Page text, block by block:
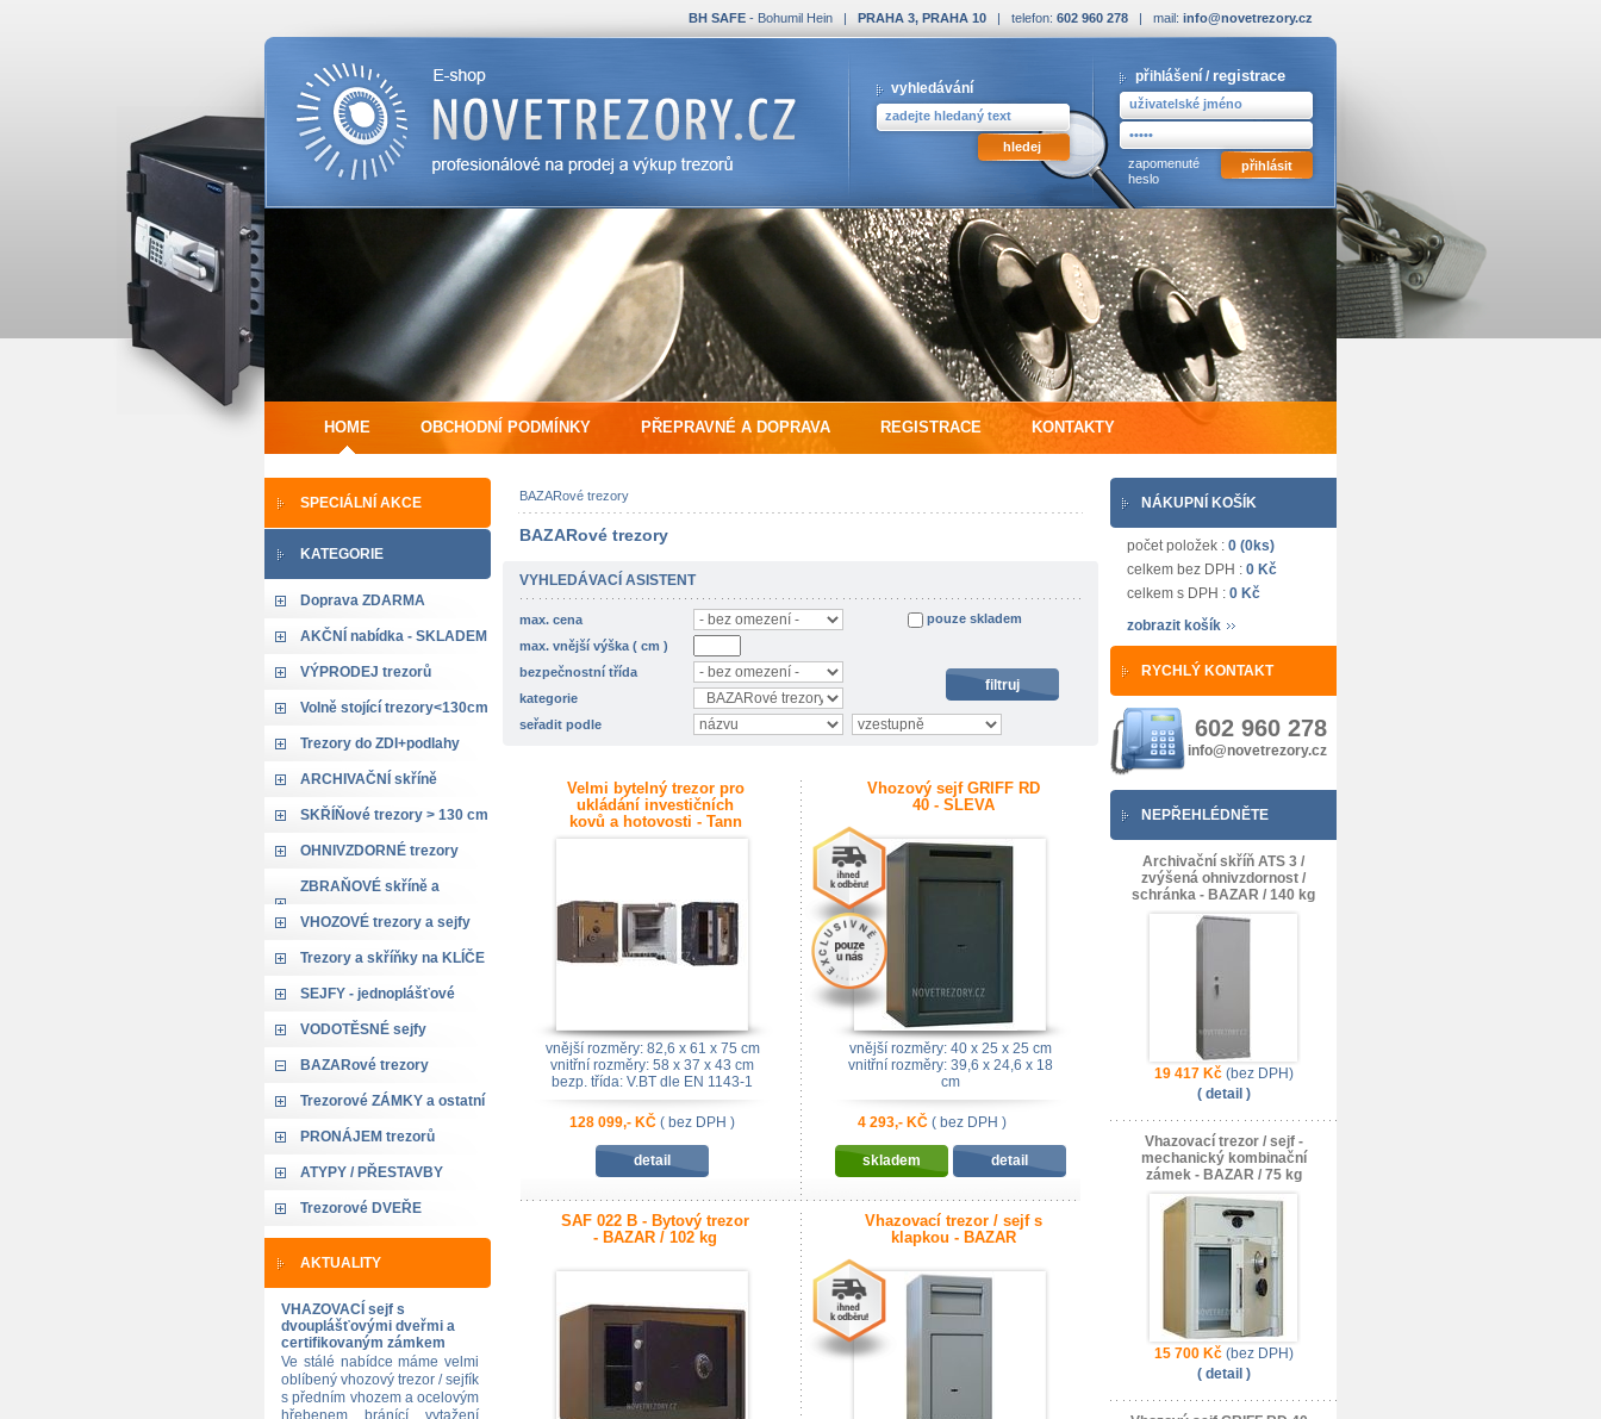
BH SAFE - Bohumil Hein | PRAHA 3, PRAHA 10 | telefon: 602 960 278 | mail: info@novetrezory.cz
vyhledávání
přihlášení / registrace
zapomenuté
heslo
HOME OBCHODNÍ PODMÍNKY PŘEPRAVNÉ A DOPRAVA REGISTRACE KONTAKTY
SPECIÁLNÍ AKCE
KATEGORIE
Doprava ZDARMA
AKČNÍ nabídka - SKLADEM
VÝPRODEJ trezorů
Volně stojící trezory<130cm
Trezory do ZDI+podlahy
ARCHIVAČNÍ skříně
SKŘÍŇové trezory > 130 cm
OHNIVZDORNÉ trezory
ZBRAŇOVÉ skříně a
trezory
VHOZOVÉ trezory a sejfy
Trezory a skříňky na KLÍČE
SEJFY - jednoplášťové
VODOTĚSNÉ sejfy
BAZARové trezory
Trezorové ZÁMKY a ostatní
PRONÁJEM trezorů
ATYPY / PŘESTAVBY
Trezorové DVEŘE
AKTUALITY
VHAZOVACÍ sejf s
dvouplášťovými dveřmi a
certifikovaným zámkem
Ve stálé nabídce máme velmi
oblíbený vhozový trezor / sejfík
s předním vhozem a ocelovým
hřebenem bránící vytažení
BAZARové trezory
BAZARové trezory
VYHLEDÁVACÍ ASISTENT
max. cena
pouze skladem
max. vnější výška ( cm )
bezpečnostní třída
kategorie
seřadit podle
Velmi bytelný trezor pro
ukládání investičních
kovů a hotovosti - Tann
Fortress - BAZAR / 1040
vnější rozměry: 82,6 x 61 x 75 cm
vnitřní rozměry: 58 x 37 x 43 cm
bezp. třída: V.BT dle EN 1143-1
128 099,- KČ ( bez DPH )
detail
Vhozový sejf GRIFF RD
40 - SLEVA
vnější rozměry: 40 x 25 x 25 cm
vnitřní rozměry: 39,6 x 24,6 x 18
cm
4 293,- KČ ( bez DPH )
skladem detail
SAF 022 B - Bytový trezor
- BAZAR / 102 kg
Vhazovací trezor / sejf s
klapkou - BAZAR
NÁKUPNÍ KOŠÍK
počet položek : 0 (0ks)
celkem bez DPH : 0 Kč
celkem s DPH : 0 Kč
zobrazit košík
RYCHLÝ KONTAKT
602 960 278
info@novetrezory.cz
NEPŘEHLÉDNĚTE
Archivační skříň ATS 3 /
zvýšená ohnivzdornost /
schránka - BAZAR / 140 kg
19 417 Kč(bez DPH)
( detail )
Vhazovací trezor / sejf -
mechanický kombinační
zámek - BAZAR / 75 kg
15 700 Kč(bez DPH)
( detail )